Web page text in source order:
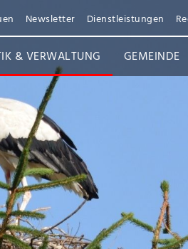
Newsletter Dienstleistungen
& VERWALTUNG GEMEINDE